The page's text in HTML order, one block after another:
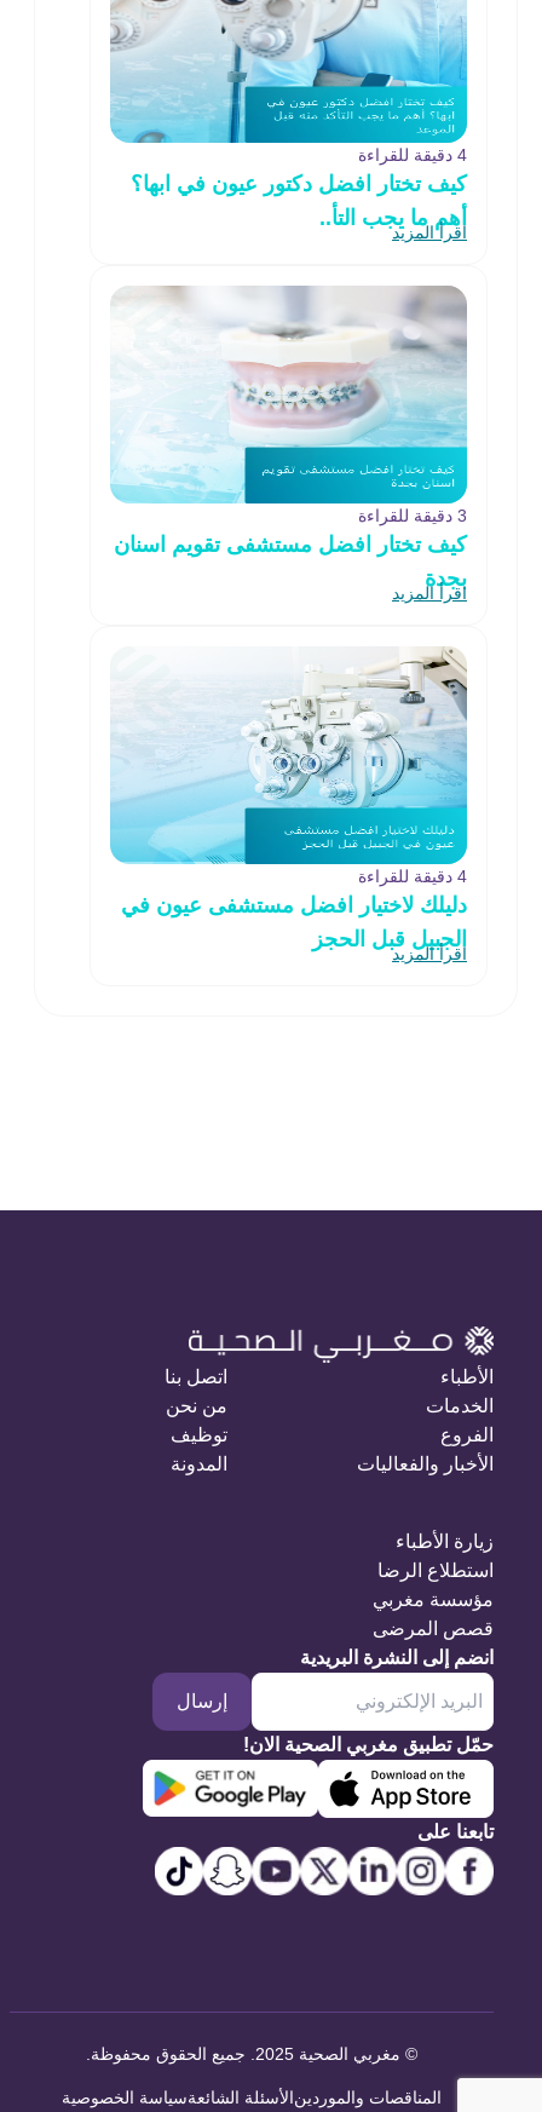
4 دقيقة للقراءة
كيف تختار افضل دكتور عيون في ابها؟
أهم ما يجب التأ..
اقرأ المزيد
3 دقيقة للقراءة
كيف تختار افضل مستشفى تقويم اسنان
بجدة
اقرأ المزيد
4 دقيقة للقراءة
دليلك لاختيار افضل مستشفى عيون في
الجبيل قبل الحجز
اقرأ المزيد
الأطباء
الخدمات
الفروع
الأخبار والفعاليات
اتصل بنا
من نحن
توظيف
المدونة
زيارة الأطباء
استطلاع الرضا
مؤسسة مغربي
قصص المرضى
انضم إلى النشرة البريدية
إرسال
حمّل تطبيق مغربي الصحية الان!
تابعنا على
© مغربي الصحية 2025. جميع الحقوق محفوظة
المناقصات والموردينالأسئلة الشائعةسياسة الخصوصية